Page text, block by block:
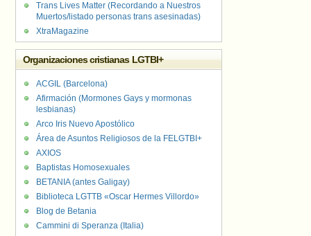
Trans Lives Matter (Recordando a Nuestros
Muertos/listado personas trans asesinadas)
XtraMagazine
Organizaciones cristianas LGTBI+
ACGIL (Barcelona)
Afirmación (Mormones Gays y mormonas
lesbianas)
Arco Iris Nuevo Apostólico
Área de Asuntos Religiosos de la FELGTBI+
AXIOS
Baptistas Homosexuales
BETANIA (antes Galigay)
Biblioteca LGTTB «Oscar Hermes Villordo»
Blog de Betania
Cammini di Speranza (Italia)